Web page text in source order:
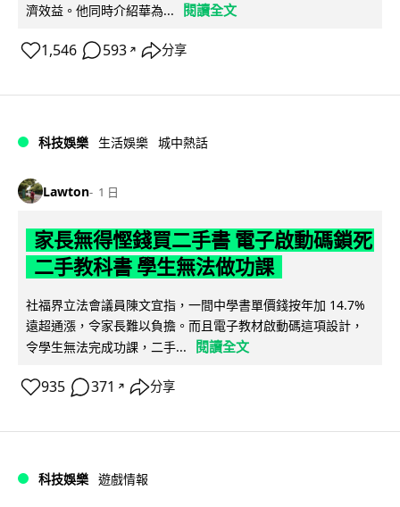
濟效益。他同時介紹華為...
閱讀全文
1,546 593 ↗ 分享
科技娛樂 生活娛樂 城中熱話
Lawton 1 日
家長無得慳錢買二手書 電子啟動碼鎖死
二手教科書 學生無法做功課
社福界立法會議員陳文宜指，一間中學書單價錢按年加 14.7%
遠超通漲，令家長難以負擔。而且電子教材啟動碼這項設計，
令學生無法完成功課，二手...
閱讀全文
935 371 ↗ 分享
科技娛樂 遊戲情報